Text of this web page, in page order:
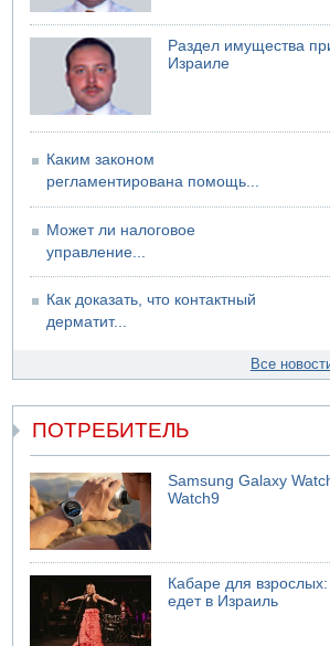
Раздел имущества
Израиле
Каким законом
регламентирована помощь...
Может ли налоговое
управление...
Как доказать, что контактный
дерматит...
Все
ПОТРЕБИТЕЛЬ
Samsung Galaxy
Watch9
Кабаре для
едет в Израиль